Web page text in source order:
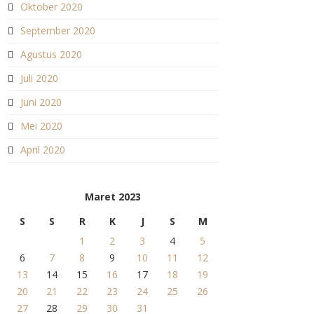
Oktober 2020
September 2020
Agustus 2020
Juli 2020
Juni 2020
Mei 2020
April 2020
Maret 2023
S
S R K J S
M
1
2 3 4
5
6
7 8 9 10 11
12
13
14 15 16 17 18
19
20
21 22 23 24 25
26
27
28 29 30 31